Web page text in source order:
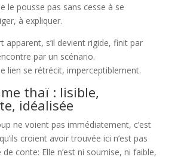
le pousse pas sans cesse à se
à expliquer.
apparent, s’il devient rigide, finit par
par un scénario.
lien se rétrécit, imperceptiblement.
thaï : lisible,
idéalisée
ne voient pas immédiatement, c’est
croient avoir trouvée ici n’est pas
conte: Elle n’est ni soumise, ni faible,